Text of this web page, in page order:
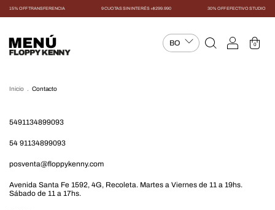
15% OFF TRANSFERENCIA 9 CUOTAS SIN INTERÉS +$299.990 30% OFF EFECTIVO STUDIO
MENÚ 0
Inicio Contacto
5491134899093
54 91134899093
posventa@floppykenny.com
Avenida Santa Fe 1592, 4G, Recoleta. Martes a Viernes de 11 a 19hs.
Sábado de 11 a 17hs.